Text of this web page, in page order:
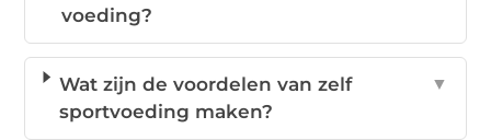
voeding?
Wat zijn de voordelen van zelf
sportvoeding maken?
▼